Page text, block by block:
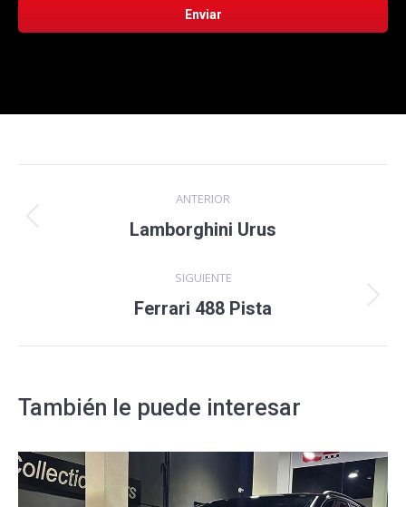
entre
ANTERIOR
Proyecto
Lamborghini Urus
SIGUIENTE
Proyecto
Ferrari 488 Pista
También le puede interesar